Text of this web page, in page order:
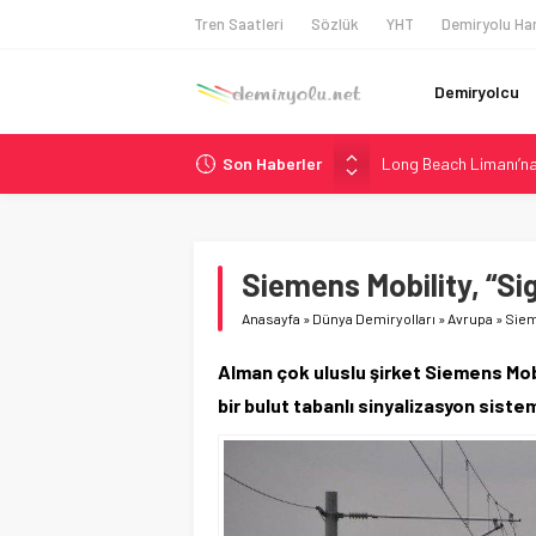
Tren Saatleri Sözlük YHT Demiryolu
Demiryolcu
Son Haberler
Long Beach
Madrid 6. Hat
İtalya’dan Yeni
AAR, MIT ve
Siemens Mobility,
Anasayfa » Dünya Demiryolları »Avrupa »
Alman çok uluslu şirket Siemens
bir bulut tabanlı sinyalizasyon